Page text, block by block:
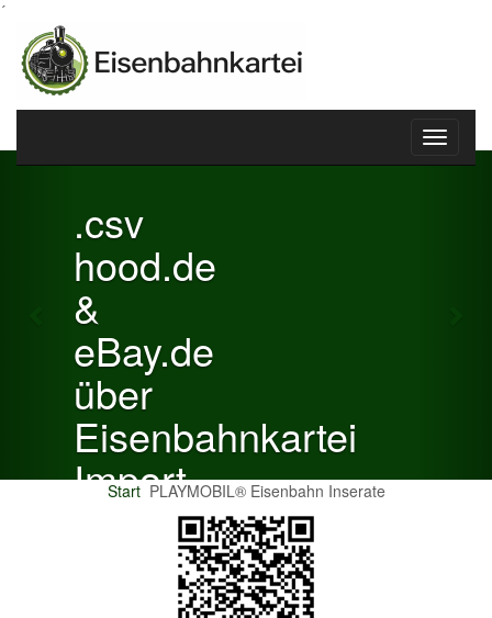
´
Toggle
.csv
hood.de
&
eBay.de
über
Eisenbahnkartei
Import
Verkaufsbetrag an
Gebühren je Inserat
Previous
Start PLAYMOBIL® Eisenbahn Inserate